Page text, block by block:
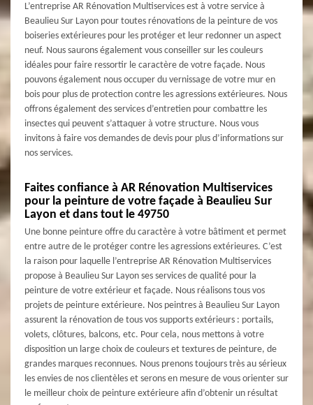
L’entreprise AR Rénovation Multiservices est à votre service à
Beaulieu Sur Layon pour toutes rénovations de la peinture de vos
boiseries extérieures pour les protéger et leur redonner un aspect
neuf. Nous saurons également vous conseiller sur les couleurs
idéales pour faire ressortir le caractère de votre façade. Nous
pouvons également nous occuper du vernissage de votre mur en
bois pour plus de protection contre les agressions extérieures. Nous
offrons également des services d’entretien pour combattre les
insectes qui peuvent s’attaquer à votre structure. Nous vous
invitons à faire vos demandes de devis pour plus d’informations sur
nos services.
Faites confiance à AR Rénovation Multiservices
pour la peinture de votre façade à Beaulieu Sur
Layon et dans tout le 49750
Une bonne peinture offre du caractère à votre bâtiment et permet
entre autre de le protéger contre les agressions extérieures. C’est
la raison pour laquelle l’entreprise AR Rénovation Multiservices
propose à Beaulieu Sur Layon ses services de qualité pour la
peinture de votre extérieur et façade. Nous réalisons tous vos
projets de peinture extérieure. Nos peintres à Beaulieu Sur Layon
assurent la rénovation de tous vos supports extérieurs : portails,
volets, clôtures, balcons, etc. Pour cela, nous mettons à votre
disposition un large choix de couleurs et textures de peinture, de
grandes marques reconnues. Nous prenons toujours très au sérieux
les envies de nos clientèles et serons en mesure de vous orienter sur
le meilleur choix de peinture extérieure afin d’obtenir un résultat